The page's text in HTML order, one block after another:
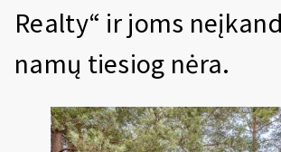
Realty“ ir joms
namų tiesiog nėra.